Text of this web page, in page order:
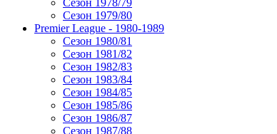
Сезон 1978/79
Сезон 1979/80
Premier League - 1980-1989
Сезон 1980/81
Сезон 1981/82
Сезон 1982/83
Сезон 1983/84
Сезон 1984/85
Сезон 1985/86
Сезон 1986/87
Сезон 1987/88